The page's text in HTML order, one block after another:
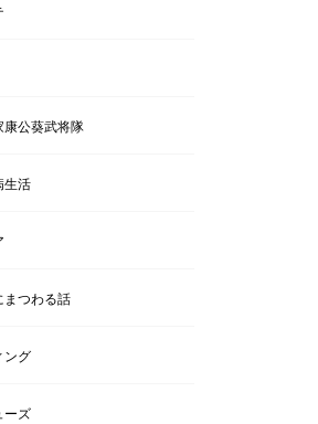
康公葵武将隊
生活
まつわる話
ング
ーズ